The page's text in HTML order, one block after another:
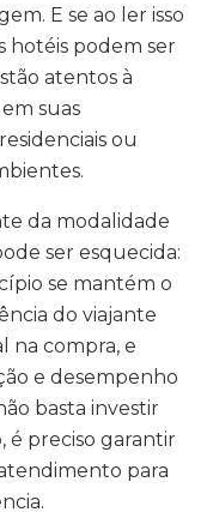
E se ao ler isso
hotéis podem ser
atentos à
suas
ou
da modalidade
ser esquecida:
se mantém o
do viajante
na compra, e
e desempenho
basta investir
é preciso garantir
para